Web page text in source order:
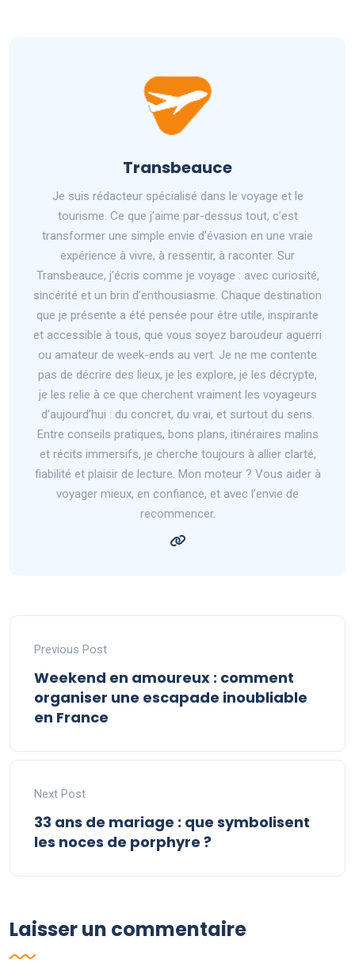
Transbeauce
Je suis rédacteur spécialisé dans le voyage et le
tourisme. Ce que j’aime par-dessus tout, c’est
transformer une simple envie d’évasion en une vraie
expérience à vivre, à ressentir, à raconter. Sur
Transbeauce, j’écris comme je voyage : avec curiosité,
sincérité et un brin d’enthousiasme. Chaque destination
que je présente a été pensée pour être utile, inspirante
et accessible à tous, que vous soyez baroudeur aguerri
ou amateur de week-ends au vert. Je ne me contente
pas de décrire des lieux, je les explore, je les décrypte,
je les relie à ce que cherchent vraiment les voyageurs
d’aujourd’hui : du concret, du vrai, et surtout du sens.
Entre conseils pratiques, bons plans, itinéraires malins
et récits immersifs, je cherche toujours à allier clarté,
fiabilité et plaisir de lecture. Mon moteur ? Vous aider à
voyager mieux, en confiance, et avec l’envie de
recommencer.
Previous Post
Weekend en amoureux : comment
organiser une escapade inoubliable
en France
Next Post
33 ans de mariage : que symbolisent
les noces de porphyre ?
Laisser un commentaire